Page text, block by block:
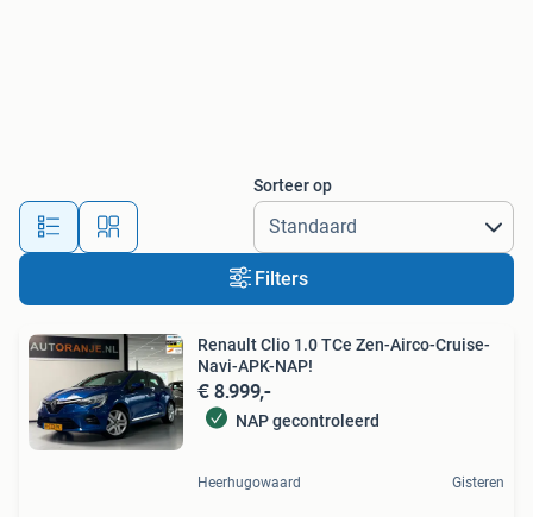
Sorteer op
Filters
Renault Clio 1.0 TCe Zen-Airco-Cruise-
Navi-APK-NAP!
€ 8.999,-
NAP gecontroleerd
Heerhugowaard Gisteren